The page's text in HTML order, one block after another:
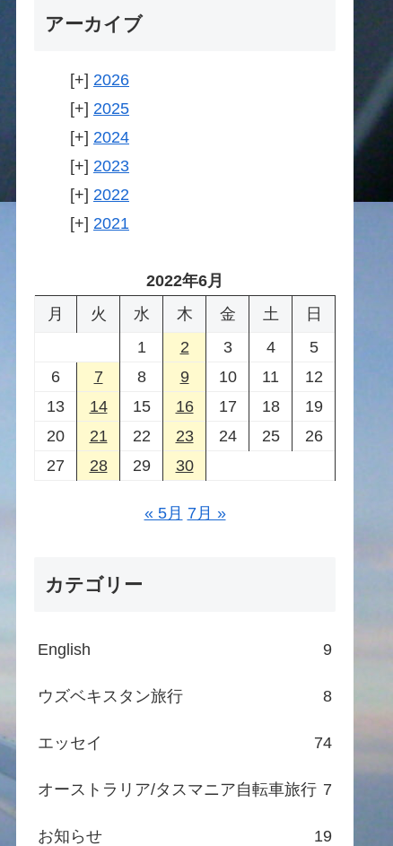
アーカイブ
2026
2025
2024
2023
2022
2021
2022年6月
月
火 水 木 金 土
日
1
2 3 4
5
6
7 8 9 10 11
12
13
14 15 16 17 18
19
20
21 22 23 24 25
26
27
28 29 30
« 5月 7月 »
カテゴリー
English 9
ウズベキスタン旅行 8
エッセイ 74
オーストラリア/タスマニア自転車旅行 7
お知らせ 19